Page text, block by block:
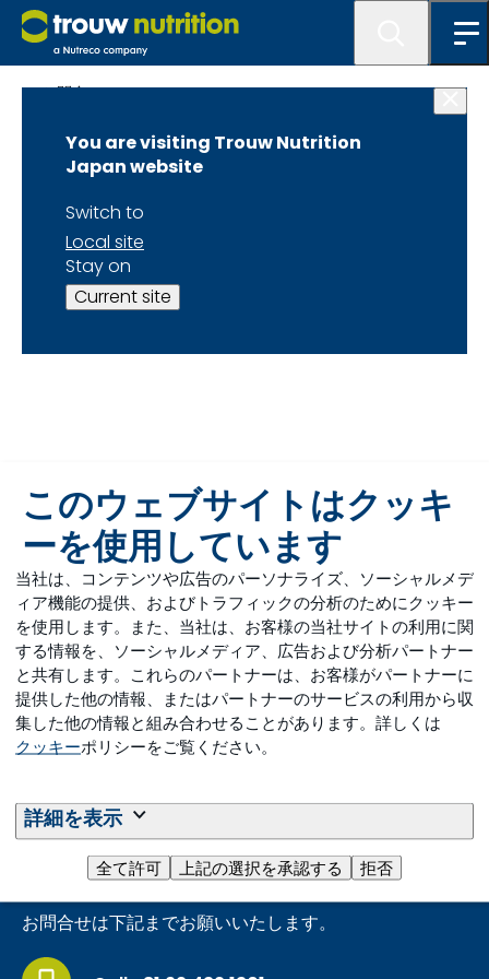
このウェブサイトはクッキ
ーを使用しています
当社は、コンテンツや広告のパーソナライズ、ソーシャルメデ
ィア機能の提供、およびトラフィックの分析のためにクッキー
を使用します。また、当社は、お客様の当社サイトの利用に関
する情報を、ソーシャルメディア、広告および分析パートナー
と共有します。これらのパートナーは、お客様がパートナーに
提供した他の情報、またはパートナーのサービスの利用から収
集した他の情報と組み合わせることがあります。詳しくは
クッキーポリシーをご覧ください。
詳細を表示
全て許可 上記の選択を承認する 拒否
You are visiting Trouw Nutrition
Japan website
Switch to
Local site
Stay on
Current site
お問合せ
お問い合わせを受け付
けました
ご連絡いただき、ありがとうございます。
速やかにご連絡させていただきます。
トラウニュートリション
お問合せは下記までお願いいたします。